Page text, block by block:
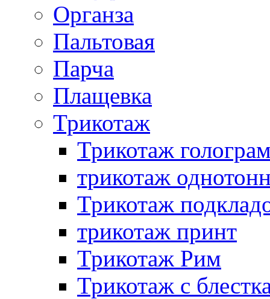
Органза
Пальтовая
Парча
Плащевка
Трикотаж
Трикотаж
трикотаж
Трикотаж
трикотаж принт
Трикотаж Рим
Трикотаж с